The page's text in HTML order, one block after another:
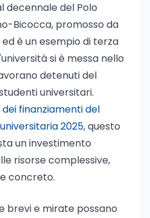
decennale del Polo
Bicocca, promosso da
è un esempio di terza
si è messa nello
detenuti del
universitari.
finanziamenti del
2025, questo
un investimento
risorse complessive,
concreto.
brevi e mirate possano